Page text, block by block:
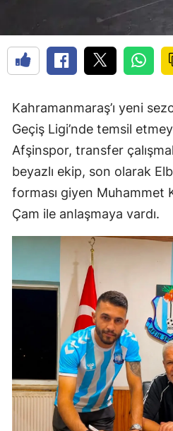
Kahramanmaraş’ı yeni
Geçiş Ligi’nde temsil
Afşinspor, transfer
beyazlı ekip, son olarak
forması giyen Muhammet
Çam ile anlaşmaya vardı.